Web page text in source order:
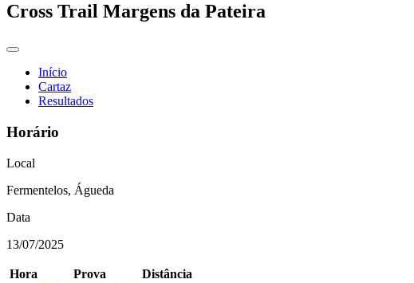
Cross Trail Margens da Pateira
Início
Cartaz
Resultados
Horário
Local
Fermentelos, Águeda
Data
13/07/2025
Hora Prova
Distância